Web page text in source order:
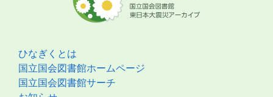
ひなぎくとは
国立国会図書館ホームページ
国立国会図書館サーチ